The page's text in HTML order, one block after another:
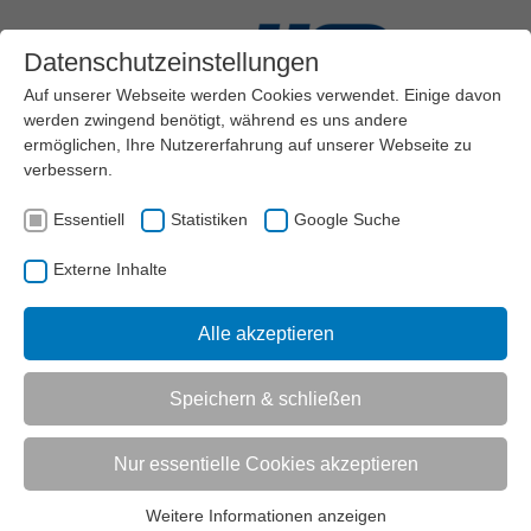
VEREINSMANAGEMENT
UNTERMENÜ
Vorlesen
Informationen zum Readspeaker öffnen
Entspannungsgeschichte: Das
Datenschutzeinstellungen
Auf unserer Webseite werden Cookies verwendet. Einige davon
werden zwingend benötigt, während es uns andere
ermöglichen, Ihre Nutzererfahrung auf unserer Webseite zu
verbessern.
Essentiell Statistiken Google Suche
Externe Inhalte
Alle akzeptieren
Speichern & schließen
Nur essentielle Cookies akzeptieren
Weitere Informationen anzeigen